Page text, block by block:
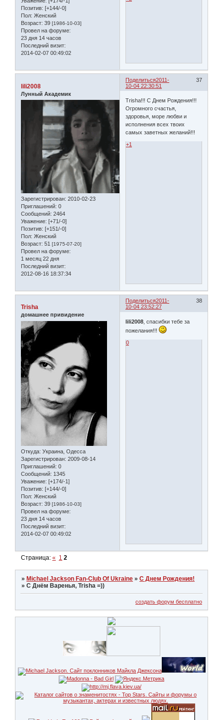
Позитив: [+144/-0]
Пол: Женский
Возраст: 39 [1986-10-03]
Провел на форуме:
23 дня 14 часов
Последний визит:
2014-02-07 00:49:02
Поделиться 37
2011-
10-04 22:30:51
lili2008
Лунный Академик
Зарегистрирован: 2010-02-23
Приглашений: 0
Сообщений: 2464
Уважение: [+71/-0]
Позитив: [+151/-0]
Пол: Женский
Возраст: 51 [1975-07-20]
Провел на форуме:
1 месяц 22 дня
Последний визит:
2012-08-16 18:37:34
Trisha!!! С Днем Рождения!!!
Огромного счастья,
здоровья, море любви и
исполнения всех твоих
самых заветных желаний!!!
+1
Поделиться 38
2011-
10-04 23:52:27
Trisha
домашнее привидение
Откуда: Украина, Одесса
Зарегистрирован: 2009-08-14
Приглашений: 0
Сообщений: 1345
Уважение: [+174/-1]
Позитив: [+144/-0]
Пол: Женский
Возраст: 39 [1986-10-03]
Провел на форуме:
23 дня 14 часов
Последний визит:
2014-02-07 00:49:02
lili2008 , спасибки тебе за
пожелания!!!
0
Страница:« 1 2
» Michael Jackson Fan-Club Of Ukraine »С Днем Рождения!
»С Днём Варенья, Trisha =))
создать форум бесплатно